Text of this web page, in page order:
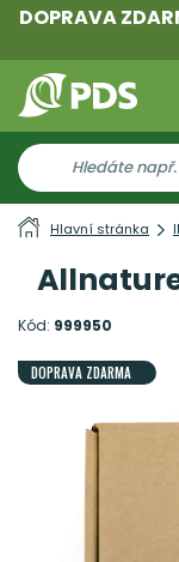
DOPRAVA
Hlavní stránka
Kód: 999950
DOPRAVA ZDARMA